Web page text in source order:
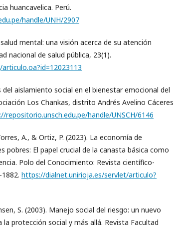
huancavelica. Perú.
handle/UNH/2907
mental: una visión acerca de su atención
nacional de salud pública, 23(1).
del aislamiento social en el bienestar emocional del
Los Chankas, distrito Andrés Avelino Cáceres
repositorio.unsch.edu.pe/handle/UNSCH/6146
A., & Ortiz, P. (2023). La economía de
pobres: El papel crucial de la canasta básica como
Polo del Conocimiento: Revista científico-
https://dialnet.unirioja.es/servlet/articulo?
S. (2003). Manejo social del riesgo: un nuevo
protección social y más allá. Revista Facultad